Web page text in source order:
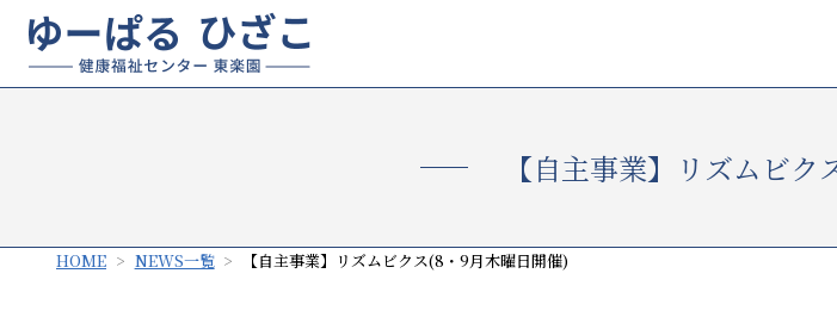
【自主事業】リズムビ
HOME NEWS一覧 【自主事業】リズムビクス(8・9月木曜日開催)